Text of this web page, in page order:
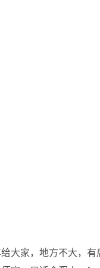
大家，地方不大，